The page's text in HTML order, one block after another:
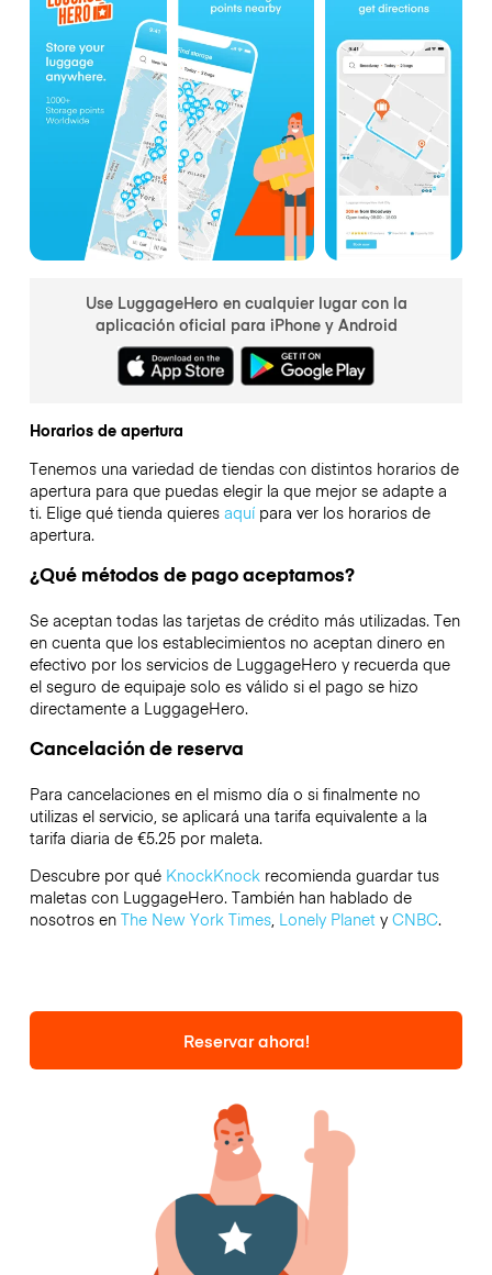
Use LuggageHero en cualquier lugar con la
aplicación oficial para iPhone y Android
Horarios de apertura
Tenemos una variedad de tiendas con distintos horarios de
apertura para que puedas elegir la que mejor se adapte a
ti. Elige qué tienda quieres aquípara ver los horarios de
apertura.
¿Qué métodos de pago aceptamos?
Se aceptan todas las tarjetas de crédito más utilizadas. Ten
en cuenta que los establecimientos no aceptan dinero en
efectivo por los servicios de LuggageHero y recuerda que
el seguro de equipaje solo es válido si el pago se hizo
directamente a LuggageHero.
Cancelación de reserva
Para cancelaciones en el mismo día o si finalmente no
utilizas el servicio, se aplicará una tarifa equivalente a la
tarifa diaria de €5.25 por maleta.
Descubre por qué KnockKnockrecomienda guardar tus
maletas con LuggageHero. También han hablado de
nosotros en The New York Times, Lonely Planety CNBC.
Reservar ahora!